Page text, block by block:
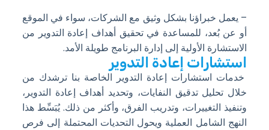
– يعمل خبراؤنا بشكل وثيق مع الشركات، سواء في الموقع
أو عن بُعد، للمساعدة في تحقيق أهداف إعادة التدوير من
الاستشارة الأولية إلى إدارة البرنامج طويلة الأمد.
استشارات إعادة التدوير
خدمات استشارات إعادة التدوير الخاصة بنا ترشدك من
خلال تحليل تدقيق النفايات، وتحديد أهداف إعادة التدوير،
وتنفيذ التغييرات، وتدريب الفرق، وأكثر من ذلك. يُبَسِّط هذا
النهج الشامل العملية ويحول التحديات المحتملة إلى فرص